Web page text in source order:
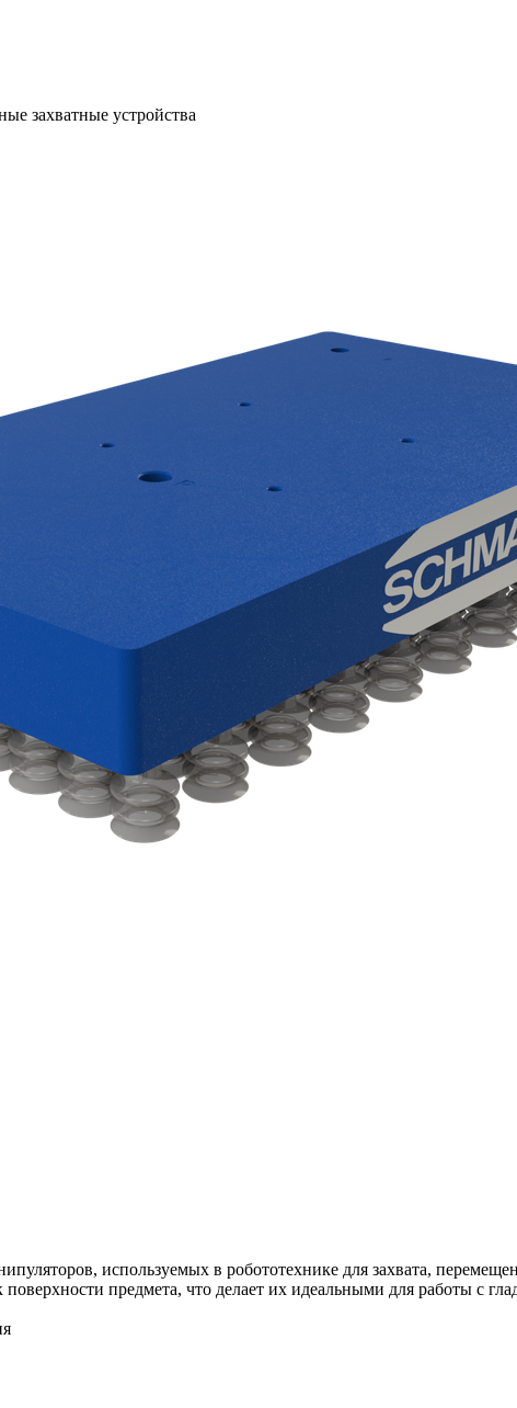
захватные устройства
используемых в робототехнике для захвата,
предмета, что делает их идеальными для работы с